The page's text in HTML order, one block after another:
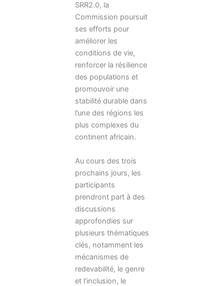
SRR2.0, la
Commission poursuit
ses efforts pour
améliorer les
conditions de vie,
renforcer la résilience
des populations et
promouvoir une
stabilité durable dans
l’une des régions les
plus complexes du
continent africain.
Au cours des trois
prochains jours, les
participants
prendront part à des
discussions
approfondies sur
plusieurs thématiques
clés, notamment les
mécanismes de
redevabilité, le genre
et l’inclusion, le